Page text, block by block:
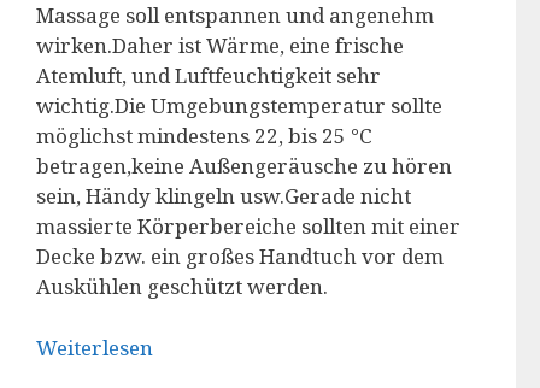
Massage soll entspannen und angenehm
wirken.Daher ist Wärme, eine frische
Atemluft, und Luftfeuchtigkeit sehr
wichtig.Die Umgebungstemperatur sollte
möglichst mindestens 22, bis 25 °C
betragen,keine Außengeräusche zu hören
sein, Händy klingeln usw.Gerade nicht
massierte Körperbereiche sollten mit einer
Decke bzw. ein großes Handtuch vor dem
Auskühlen geschützt werden.
Weiterlesen